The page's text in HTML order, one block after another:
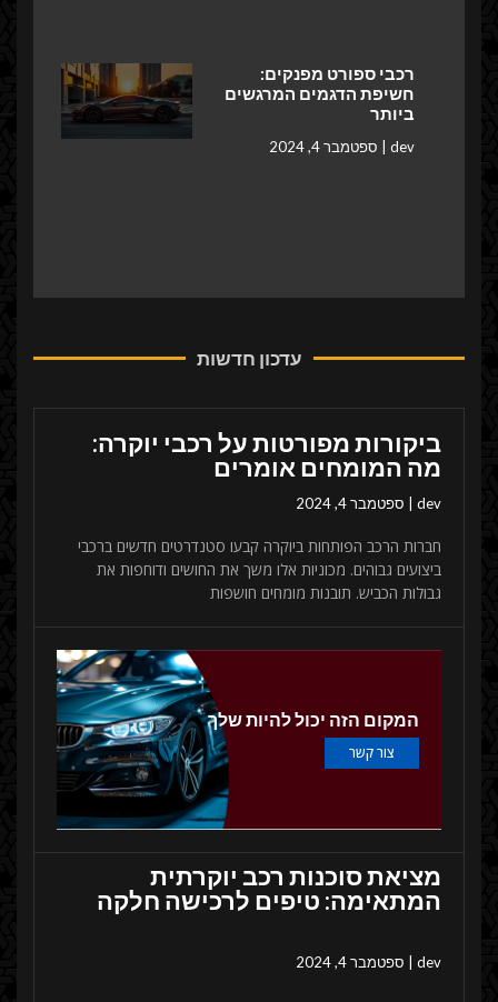
רכבי ספורט מפנקים:
חשיפת הדגמים המרגשים
ביותר
dev ספטמבר 4, 2024
עדכון חדשות
ביקורות מפורטות על רכבי יוקרה:
מה המומחים אומרים
dev ספטמבר 4, 2024
חברות הרכב הפותחות ביוקרה קבעו סטנדרטים חדשים ברכבי
ביצועים גבוהים. מכוניות אלו משך את החושים ודוחפות את
גבולות הכביש. תובנות מומחים חושפות
המקום הזה יכול להיות שלך
צור קשר
מציאת סוכנות רכב יוקרתית
המתאימה: טיפים לרכישה חלקה
dev ספטמבר 4, 2024